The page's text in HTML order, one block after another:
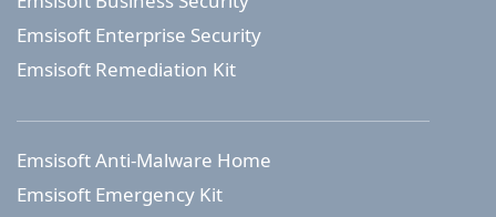
Emsisoft Enterprise Security
Emsisoft Remediation Kit
Emsisoft Anti-Malware Home
Emsisoft Emergency Kit